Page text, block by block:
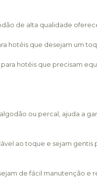
de alta qualidade
hotéis que desejam um
hotéis que precisam
ou percal, ajuda a
ao toque e sejam gentis
de fácil manutenção e